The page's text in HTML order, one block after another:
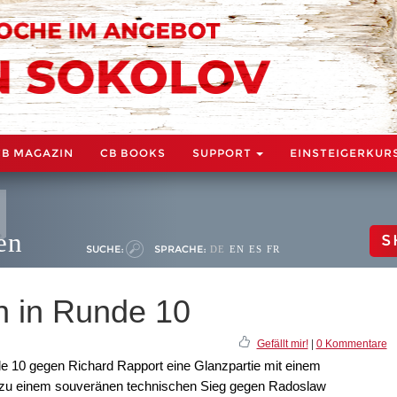
MAGAZIN CB BOOKS SUPPORT
SUCHE: SPRACHE: DE EN ES FR
in Runde 10
Gefällt mir!| 0 Kommentare
10 gegen Richard Rapport eine Glanzpartie mit einem
einem souveränen technischen Sieg gegen Radoslaw